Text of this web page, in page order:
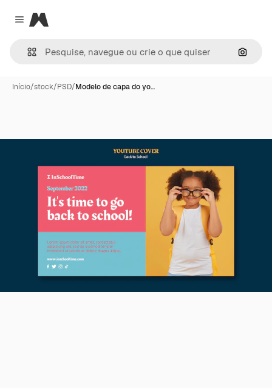
Close menu
Magnific
Início/stock/PSD/Modelo de capa do yo…